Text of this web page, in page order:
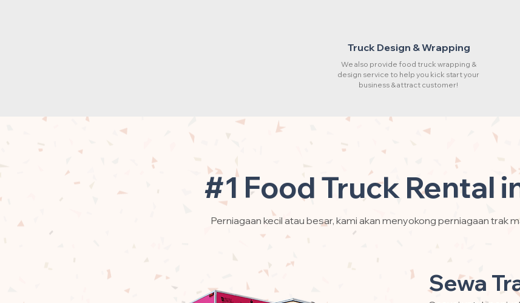
Truck Design & Wrapping
We also provide food truck wrapping &
design service to help you kick start your
business & attract customer!
#1 Food Truck Rental
Perniagaan kecil atau besar, kami akan menyokong perniagaan trak
Sewa